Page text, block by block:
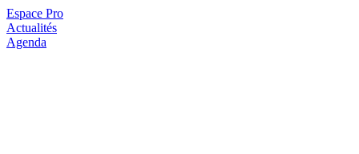
Espace Pro
Actualités
Agenda